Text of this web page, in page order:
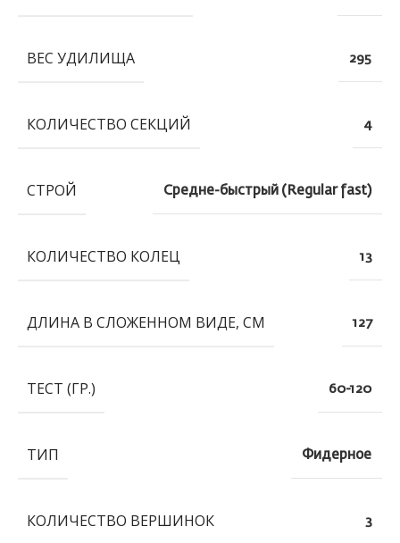
ВЕС УДИЛИЩА 295
КОЛИЧЕСТВО СЕКЦИЙ 4
СТРОЙ Средне-быстрый (Regular fast)
КОЛИЧЕСТВО КОЛЕЦ 13
ДЛИНА В СЛОЖЕННОМ ВИДЕ, СМ 127
ТЕСТ (ГР.) 60-120
ТИП Фидерное
КОЛИЧЕСТВО ВЕРШИНОК 3